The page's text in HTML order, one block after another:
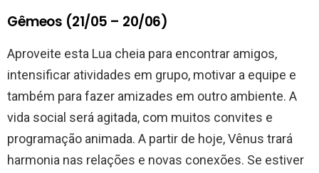
Gêmeos (21/05 – 20/06)
Aproveite esta Lua cheia para encontrar amigos,
intensificar atividades em grupo, motivar a equipe e
também para fazer amizades em outro ambiente. A
vida social será agitada, com muitos convites e
programação animada. A partir de hoje, Vênus trará
harmonia nas relações e novas conexões. Se estiver